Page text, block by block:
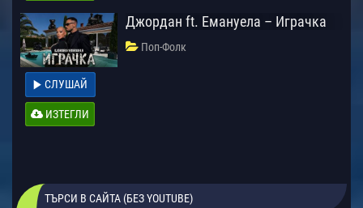
Джордан ft. Емануела – Играчка
Поп-Фолк
СЛУШАЙ
ИЗТЕГЛИ
ТЪРСИ В САЙТА (БЕЗ YOUTUBE)